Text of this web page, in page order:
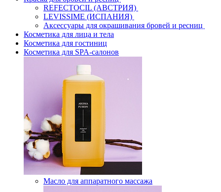
REFECTOCIL (АВСТРИЯ)
LEVISSIME (ИСПАНИЯ)
Аксессуары для окрашивания бровей и ресниц
Косметика для лица и тела
Косметика для гостиниц
Косметика для SPA-салонов
Масло для аппаратного массажа